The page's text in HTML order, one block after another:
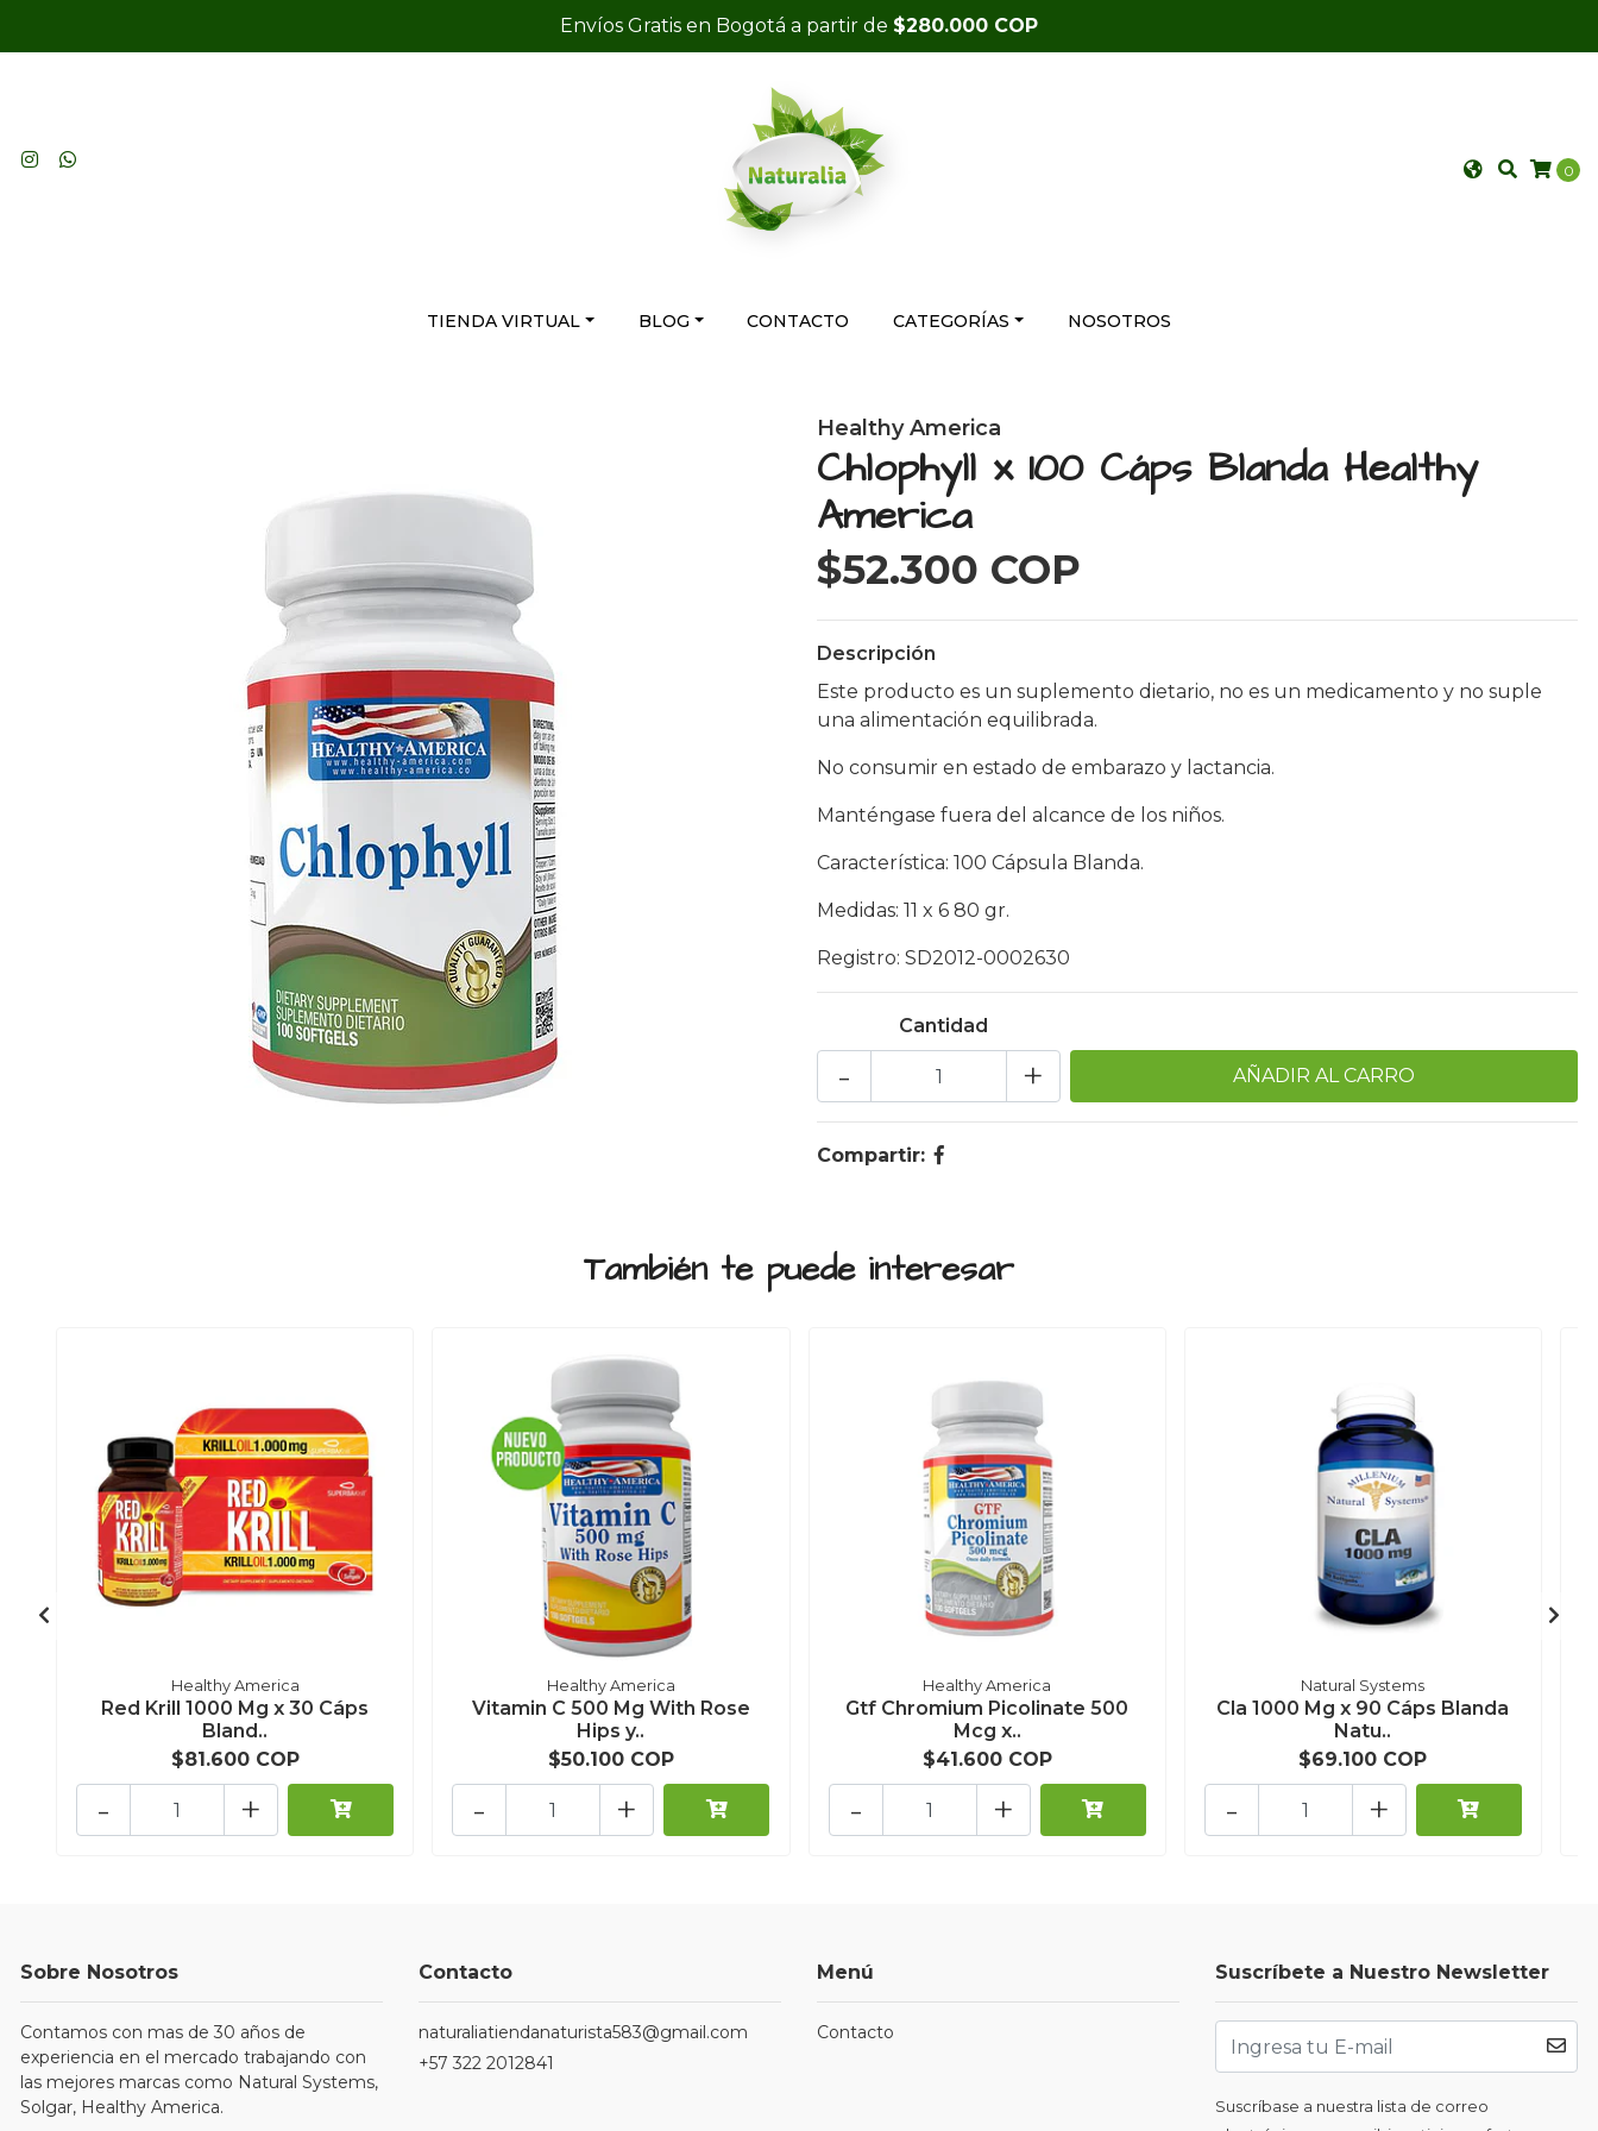
Envíos Gratis en Bogotá a partir de $280.000 COP
0
TIENDA VIRTUAL BLOG CONTACTO CATEGORÍAS NOSOTROS
Healthy America
Chlophyll x 100 Cáps Blanda Healthy
America
$52.300 COP
Descripción
Este producto es un suplemento dietario, no es un medicamento y no suple
una alimentación equilibrada.
No consumir en estado de embarazo y lactancia.
Manténgase fuera del alcance de los niños.
Característica: 100 Cápsula Blanda.
Medidas: 11 x 6 80 gr.
Registro: SD2012-0002630
Cantidad
+
-
Compartir:
También te puede interesar
Healthy America
Red Krill 1000 Mg x 30 Cáps
Bland..
$81.600 COP
+
-
Healthy America
Vitamin C 500 Mg With Rose
Hips y..
$50.100 COP
+
-
Healthy America
Gtf Chromium Picolinate 500
Mcg x..
$41.600 COP
+
-
Natural Systems
Cla 1000 Mg x 90 Cáps Blanda
Natu..
$69.100 COP
+
-
Sobre Nosotros
Contamos con mas de 30 años de
experiencia en el mercado trabajando con
las mejores marcas como Natural Systems,
Solgar, Healthy America.
Contacto
naturaliatiendanaturista583@gmail.com
+57 322 2012841
Menú
Contacto
Suscríbete a Nuestro Newsletter
Suscríbase a nuestra lista de correo